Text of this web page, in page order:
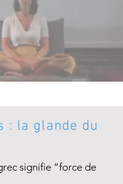
: la glande du
signifie “force de